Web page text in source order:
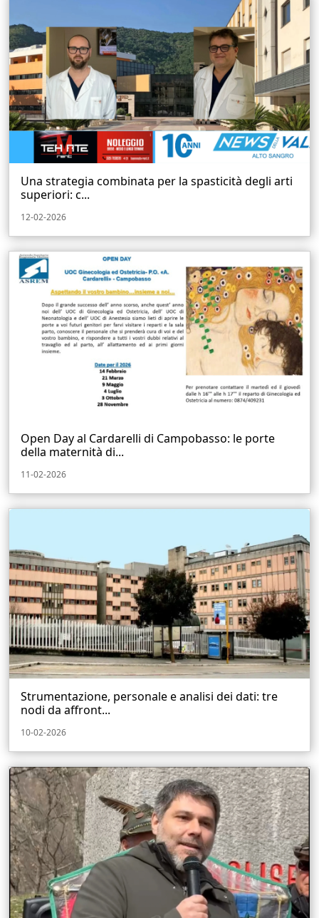
Una strategia combinata per la spasticità degli arti
superiori: c...
12-02-2026
Open Day al Cardarelli di Campobasso: le porte
della maternità di...
11-02-2026
Strumentazione, personale e analisi dei dati: tre
nodi da affront...
10-02-2026